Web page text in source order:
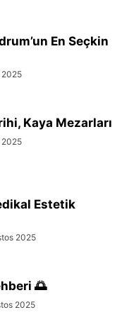
En Seçkin
2025
Kaya Mezarları
2025
Estetik
2025
🌅
2025